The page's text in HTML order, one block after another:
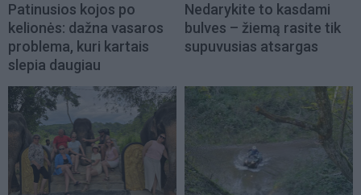
Patinusios kojos po
kelionės: dažna vasaros
problema, kuri kartais
slepia daugiau
Nedarykite to kasdami
bulves – žiemą rasite tik
supuvusias atsargas